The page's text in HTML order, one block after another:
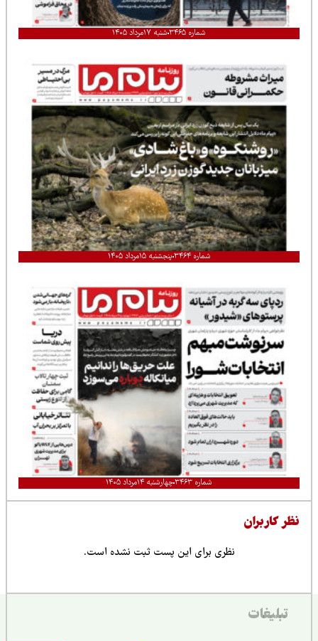
شماره ۳۴۶۵ شنبه ۱۷مرداد ۱۴۰۵
شماره ۳۴۶۴ پنجشنبه ۱۵مرداد ۱۴۰۵
شماره ۳۴۶۳ چهارشنبه ۱۴مرداد ۱۴۰۵
نظر کاربران
نظری برای این پست ثبت نشده است.
تبلیغات